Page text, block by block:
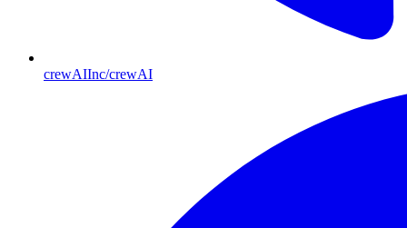
crewAIInc/crewAI